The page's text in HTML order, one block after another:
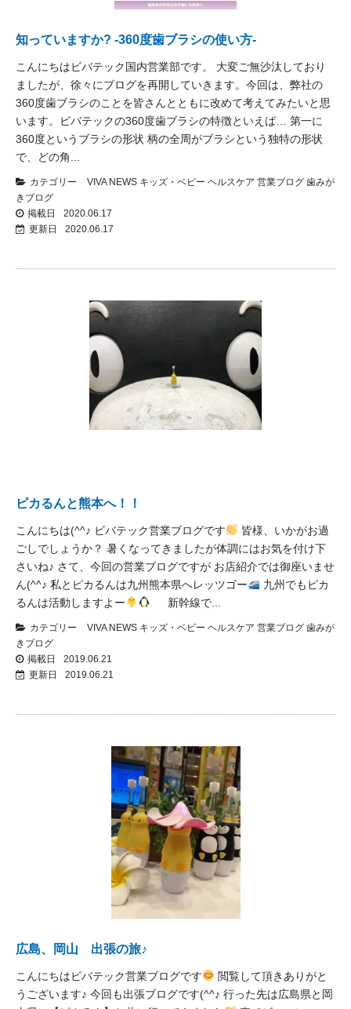
知っていますか? -360度歯ブラシの使い方-
こんにちはビバテック国内営業部です。 大変ご無沙汰しており
ましたが、徐々にブログを再開していきます。 ​ 今回は、弊社の
360度歯ブラシのことを皆さんとともに改めて考えてみたいと思
います。 ​ ビバテックの360度歯ブラシの特徴といえば… 第一に
360度というブラシの形状 柄の全周がブラシという独特の形状
で、どの角...
カテゴリー VIVA NEWS キッズ・ベビー ヘルスケア 営業ブログ 歯みが
きブログ
掲載日
2020.06.17
更新日
2020.06.17
ピカるんと熊本へ！！
こんにちは(^^♪ ビバテック営業ブログです
皆様、いかがお過
ごしでしょうか？ 暑くなってきましたが体調にはお気を付け下
さいね♪ さて、今回の営業ブログですが お店紹介では御座いませ
ん(^^♪ 私とピカるんは九州熊本県へレッツゴー
九州でもピカ
るんは活動しますよー
新幹線で...
カテゴリー VIVA NEWS キッズ・ベビー ヘルスケア 営業ブログ 歯みが
きブログ
掲載日
2019.06.21
更新日
2019.06.21
広島、岡山 出張の旅♪
こんにちはビバテック営業ブログです
閲覧して頂きありがと
うございます♪ 今回も出張ブログです(^^♪ 行った先は広島県と岡